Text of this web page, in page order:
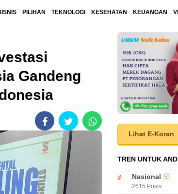
PILIHAN TEKNOLOGI KESEHATAN KEUANGAN
Gandeng
Lihat E-Koran
TREN UNTUK
Nasional
2615 Posts